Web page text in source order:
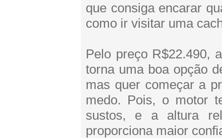
que consiga encarar
como ir visitar uma
Pelo preço R$22.490,
torna uma boa opção
mas quer começar a
medo. Pois, o motor
sustos, e a altura
proporciona maior